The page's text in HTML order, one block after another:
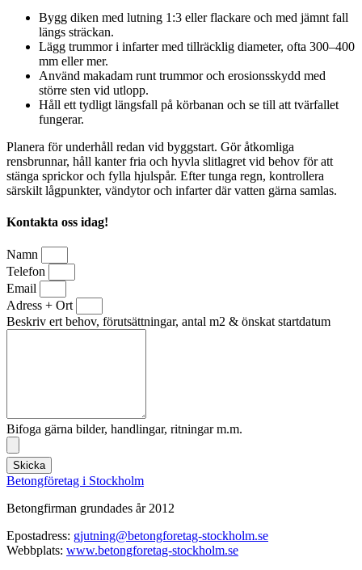
Bygg diken med lutning 1:3 eller flackare och med jämnt fall
längs sträckan.
Lägg trummor i infarter med tillräcklig diameter, ofta 300–400
mm eller mer.
Använd makadam runt trummor och erosionsskydd med
större sten vid utlopp.
Håll ett tydligt längsfall på körbanan och se till att tvärfallet
fungerar.
Planera för underhåll redan vid byggstart. Gör åtkomliga
rensbrunnar, håll kanter fria och hyvla slitlagret vid behov för att
stänga sprickor och fylla hjulspår. Efter tunga regn, kontrollera
särskilt lågpunkter, vändytor och infarter där vatten gärna samlas.
Kontakta oss idag!
Namn
Telefon
Email
Adress + Ort
Beskriv ert behov, förutsättningar, antal m2 & önskat startdatum
Bifoga gärna bilder, handlingar, ritningar m.m.
Skicka
Betongföretag i Stockholm
Betongfirman grundades år 2012
Epostadress: gjutning@betongforetag-stockholm.se
Webbplats: www.betongforetag-stockholm.se